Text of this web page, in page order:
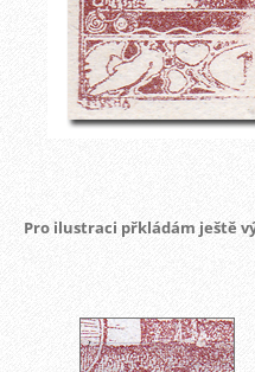
Pro ilustraci přkládám ještě